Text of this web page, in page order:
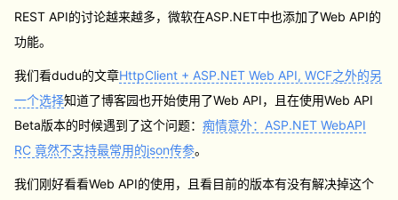
REST API的讨论越来越多，微软在ASP.NET中也添加了Web API的
功能。
我们看dudu的文章HttpClient + ASP.NET Web API, WCF之外的另
一个选择知道了博客园也开始使用了Web API，且在使用Web API
Beta版本的时候遇到了这个问题：痴情意外：ASP.NET WebAPI
RC 竟然不支持最常用的json传参。
我们刚好看看Web API的使用，且看目前的版本有没有解决掉这个